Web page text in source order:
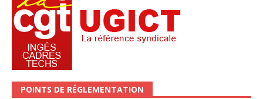
POINTS DE RÉGLEMENTATION